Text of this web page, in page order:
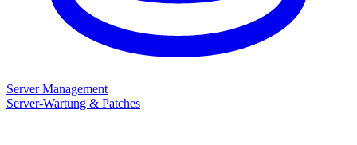
Server Management
Server-Wartung & Patches